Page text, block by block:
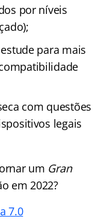
por níveis
para mais
com questões
legais
um Gran
em 2022?
7.0